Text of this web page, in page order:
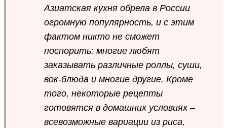
Азиатская кухня обрела в России
огромную популярность, и с этим
фактом никто не сможет
поспорить: многие любят
заказывать различные роллы, суши,
вок-блюда и многие другие. Кроме
того, некоторые рецепты
готовятся в домашних условиях –
всевозможные вариации из риса,